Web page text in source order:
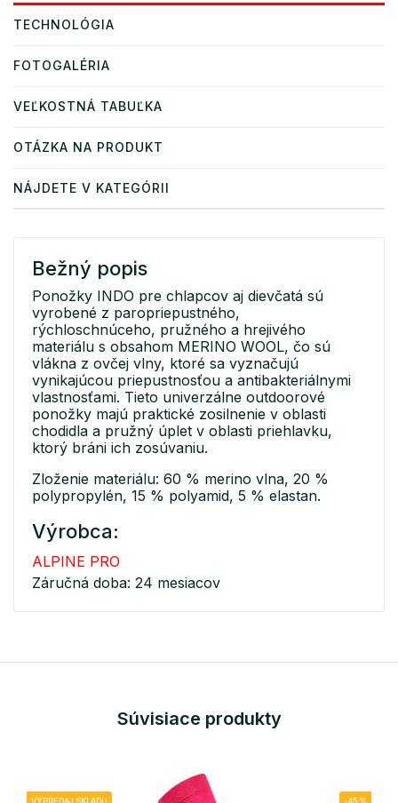
TECHNOLÓGIA
FOTOGALÉRIA
VEĽKOSTNÁ TABUĽKA
OTÁZKA NA PRODUKT
NÁJDETE V KATEGÓRII
Bežný popis
Ponožky INDO pre chlapcov aj dievčatá sú
vyrobené z paropriepustného,
rýchloschnúceho, pružného a hrejivého
materiálu s obsahom MERINO WOOL, čo sú
vlákna z ovčej vlny, ktoré sa vyznačujú
vynikajúcou priepustnosťou a antibakteriálnymi
vlastnosťami. Tieto univerzálne outdoorové
ponožky majú praktické zosilnenie v oblasti
chodidla a pružný úplet v oblasti priehlavku,
ktorý bráni ich zosúvaniu.
Zloženie materiálu: 60 % merino vlna, 20 %
polypropylén, 15 % polyamid, 5 % elastan.
Výrobca:
ALPINE PRO
Záručná doba: 24 mesiacov
Súvisiace produkty
VÝPREDAJ SKLADU -45%